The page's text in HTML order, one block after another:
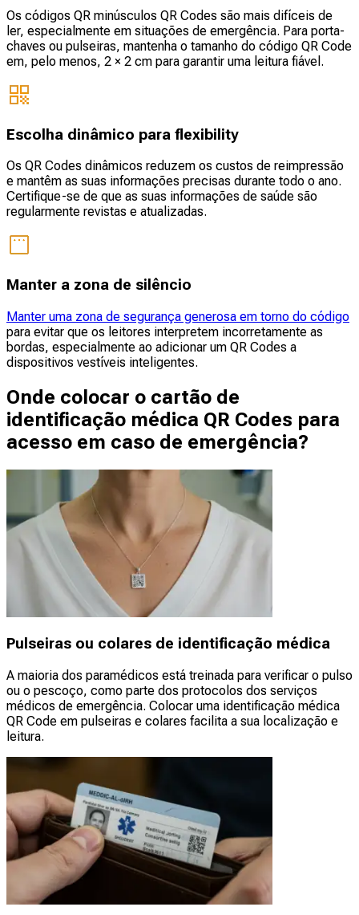
Os códigos QR minúsculos QR Codes são mais difíceis de
ler, especialmente em situações de emergência. Para porta-
chaves ou pulseiras, mantenha o tamanho do código QR Code
em, pelo menos, 2 × 2 cm para garantir uma leitura fiável.
Escolha dinâmico para flexibility
Os QR Codes dinâmicos reduzem os custos de reimpressão
e mantêm as suas informações precisas durante todo o ano.
Certifique-se de que as suas informações de saúde são
regularmente revistas e atualizadas.
Manter a zona de silêncio
Manter uma zona de segurança generosa em torno do código
para evitar que os leitores interpretem incorretamente as
bordas, especialmente ao adicionar um QR Codes a
dispositivos vestíveis inteligentes.
Onde colocar o cartão de
identificação médica QR Codes para
acesso em caso de emergência?
Pulseiras ou colares de identificação médica
A maioria dos paramédicos está treinada para verificar o pulso
ou o pescoço, como parte dos protocolos dos serviços
médicos de emergência. Colocar uma identificação médica
QR Code em pulseiras e colares facilita a sua localização e
leitura.